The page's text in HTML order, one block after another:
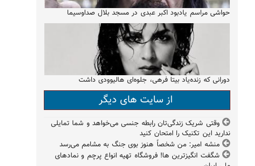
حواشی مراسم یادبود اکبر عبدی در مسجد بلال صداوسیما
دورانی که زنده‌یاد بیتا فرهی، جلوه‌ای هالیوودی داشت
از سایت های دیگر
وقتی شریک زندگی‌تان رابطه جنسی می‌خواهد و شما تمایلی
ندارید این تکنیک را امتحان کنید
منشه امیر: من شخصاً هنوز بوی جنگ به مشامم می‌رسد
شگفت انگیزترین ها! فروشگاه تهیه انواع پرچم و نمادهای